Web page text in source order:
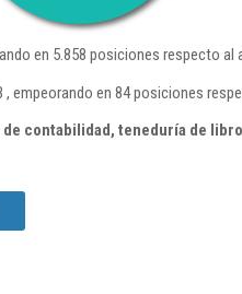
en 5.858 posiciones respecto al
empeorando en 84 posiciones
contabilidad, teneduría de